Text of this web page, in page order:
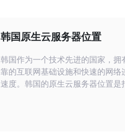
韩国原生云服务器位置
韩国作为一个技术先进的国家，拥
靠的互联网基础设施和快速的网络
速度。韩国的原生云服务器位置是